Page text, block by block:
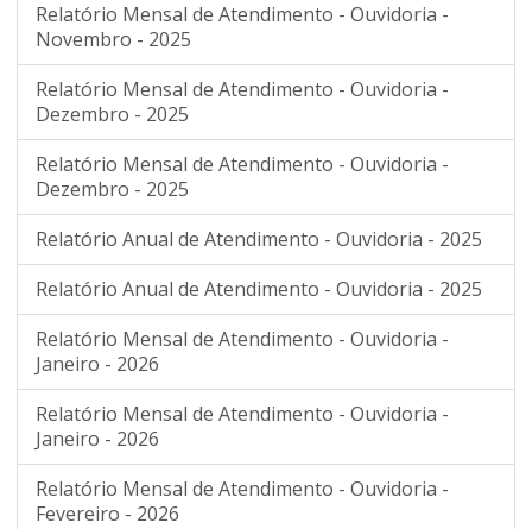
Relatório Mensal de Atendimento - Ouvidoria -
Novembro - 2025
Relatório Mensal de Atendimento - Ouvidoria -
Dezembro - 2025
Relatório Mensal de Atendimento - Ouvidoria -
Dezembro - 2025
Relatório Anual de Atendimento - Ouvidoria - 2025
Relatório Anual de Atendimento - Ouvidoria - 2025
Relatório Mensal de Atendimento - Ouvidoria -
Janeiro - 2026
Relatório Mensal de Atendimento - Ouvidoria -
Janeiro - 2026
Relatório Mensal de Atendimento - Ouvidoria -
Fevereiro - 2026